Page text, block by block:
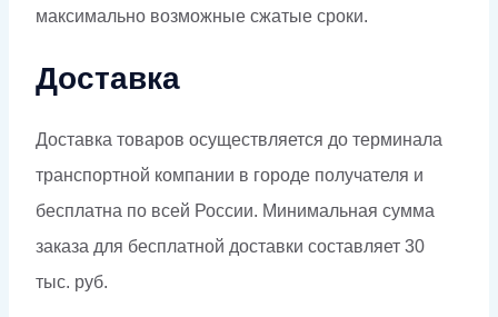
максимально возможные сжатые сроки.
Доставка
Доставка товаров осуществляется до терминала
транспортной компании в городе получателя и
бесплатна по всей России. Минимальная сумма
заказа для бесплатной доставки составляет 30
тыс. руб.